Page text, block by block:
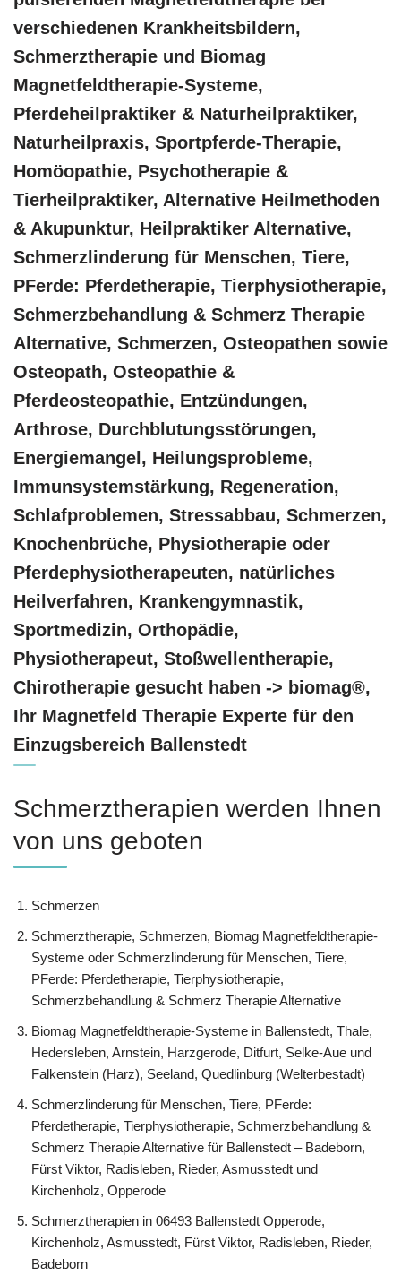
verschiedenen Krankheitsbildern,
Schmerztherapie und Biomag
Magnetfeldtherapie-Systeme,
Pferdeheilpraktiker & Naturheilpraktiker,
Naturheilpraxis, Sportpferde-Therapie,
‎Homöopathie, ‎Psychotherapie &
‎Tierheilpraktiker, Alternative Heilmethoden
& Akupunktur, Heilpraktiker Alternative,
Schmerzlinderung für Menschen, Tiere,
PFerde: Pferdetherapie, Tierphysiotherapie,
Schmerzbehandlung & Schmerz Therapie
Alternative, Schmerzen, Osteopathen sowie
Osteopath, Osteopathie &
Pferdeosteopathie, Entzündungen,
Arthrose, Durchblutungsstörungen,
Energiemangel, Heilungsprobleme,
Immunsystemstärkung, Regeneration,
Schlafproblemen, Stressabbau, Schmerzen,
Knochenbrüche, Physiotherapie oder
Pferdephysiotherapeuten, natürliches
Heilverfahren, Krankengymnastik,
Sportmedizin, Orthopädie,
Physiotherapeut, Stoßwellentherapie,
Chirotherapie gesucht haben -> biomag®,
Ihr Magnetfeld Therapie Experte für den
Einzugsbereich Ballenstedt
Schmerztherapien werden Ihnen
von uns geboten
Schmerzen
Schmerztherapie, Schmerzen, Biomag Magnetfeldtherapie-
Systeme oder Schmerzlinderung für Menschen, Tiere,
PFerde: Pferdetherapie, Tierphysiotherapie,
Schmerzbehandlung & Schmerz Therapie Alternative
Biomag Magnetfeldtherapie-Systeme in Ballenstedt, Thale,
Hedersleben, Arnstein, Harzgerode, Ditfurt, Selke-Aue und
Falkenstein (Harz), Seeland, Quedlinburg (Welterbestadt)
Schmerzlinderung für Menschen, Tiere, PFerde:
Pferdetherapie, Tierphysiotherapie, Schmerzbehandlung &
Schmerz Therapie Alternative für Ballenstedt – Badeborn,
Fürst Viktor, Radisleben, Rieder, Asmusstedt und
Kirchenholz, Opperode
Schmerztherapien in 06493 Ballenstedt Opperode,
Kirchenholz, Asmusstedt, Fürst Viktor, Radisleben, Rieder,
Badeborn